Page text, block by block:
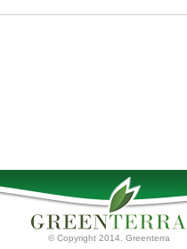
© Copyright 2014. Greenterra